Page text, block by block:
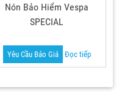
Nón Bảo Hiểm Vespa
SPECIAL
Yêu Cầu Báo Giá Đọc tiếp